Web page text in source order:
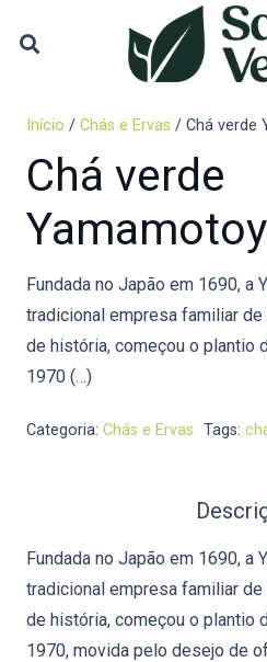
Início / Chás e Ervas / Chá verde
Chá verde
Fundada no Japão em 1690, a
tradicional empresa familiar
de história, começou o plantio
1970 (…)
Categoria: Chás e Ervas Tags:
Fundada no Japão em 1690, a
tradicional empresa familiar
de história, começou o plantio
1970, movida pelo desejo de